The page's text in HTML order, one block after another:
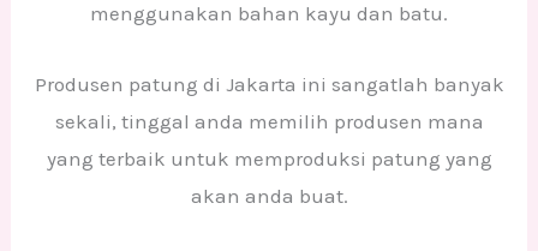
menggunakan bahan kayu dan batu.
Produsen patung di Jakarta ini sangatlah banyak
sekali, tinggal anda memilih produsen mana
yang terbaik untuk memproduksi patung yang
akan anda buat.